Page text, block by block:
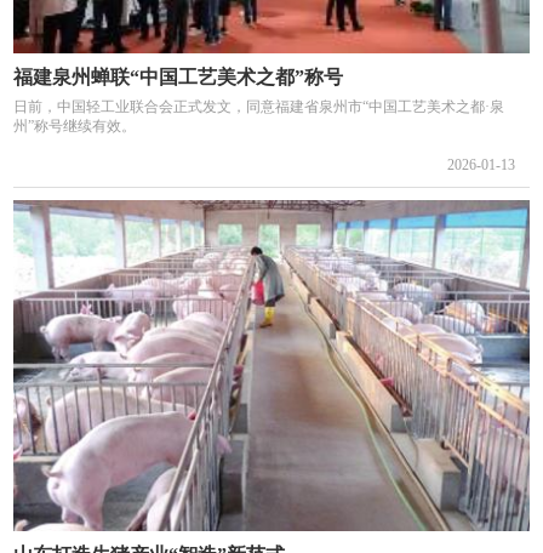
福建泉州蝉联“中国工艺美术之都”称号
日前，中国轻工业联合会正式发文，同意福建省泉州市“中国工艺美术之都·泉
州”称号继续有效。
2026-01-13